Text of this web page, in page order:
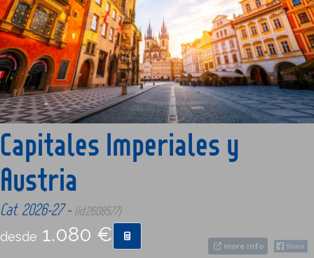
ORIENTE
PROMOCIONES
COMPRAR
more info
Capitales Imperiales y
Austria
Cat. 2026-27 - (id:2608577)
desde 1.080 €